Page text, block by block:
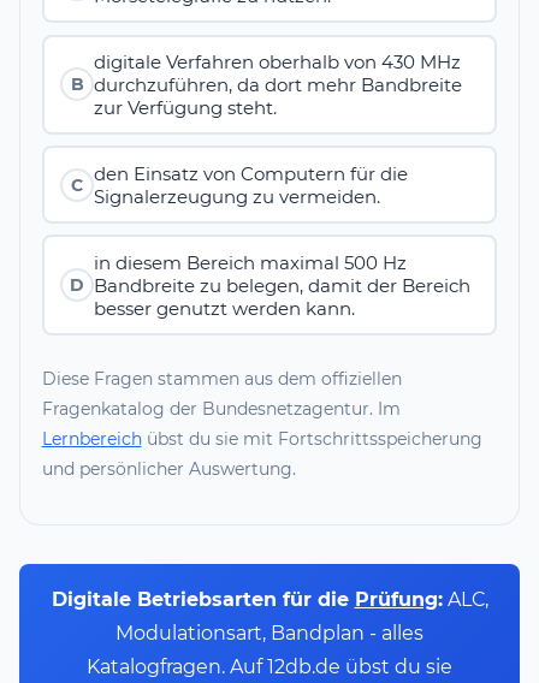
B
digitale Verfahren oberhalb von 430 MHz
durchzuführen, da dort mehr Bandbreite
zur Verfügung steht.
C den Einsatz von Computern für die
Signalerzeugung zu vermeiden.
D
in diesem Bereich maximal 500 Hz
Bandbreite zu belegen, damit der Bereich
besser genutzt werden kann.
Diese Fragen stammen aus dem offiziellen
Fragenkatalog der Bundesnetzagentur. Im
Lernbereichübst du sie mit Fortschrittsspeicherung
und persönlicher Auswertung.
Digitale Betriebsarten für die Prüfung:ALC,
Modulationsart, Bandplan - alles
Katalogfragen. Auf 12db.de übst du sie